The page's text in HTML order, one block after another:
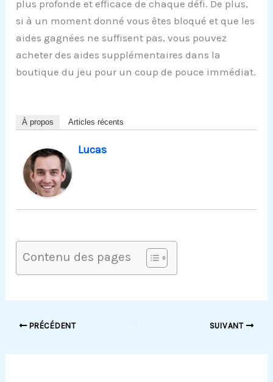
plus profonde et efficace de chaque défi. De plus,
si à un moment donné vous êtes bloqué et que les
aides gagnées ne suffisent pas, vous pouvez
acheter des aides supplémentaires dans la
boutique du jeu pour un coup de pouce immédiat.
À propos Articles récents
Lucas
Contenu des pages
PRÉCÉDENT SUIVANT